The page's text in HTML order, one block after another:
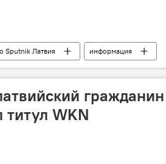
Sputnik Латвия информация
гражданин
WKN